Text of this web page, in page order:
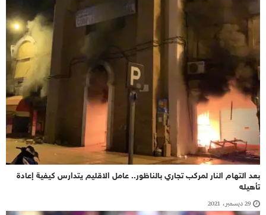
بعد التهام النار لمركب تجاري بالناظور.. عامل الاقليم يتدارس كيفية إعادة
تأهيله
29 ديسمبر، 2021